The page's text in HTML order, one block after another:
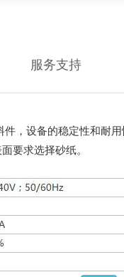
服务支持
，设备的稳定性和耐
要求选择砂纸。